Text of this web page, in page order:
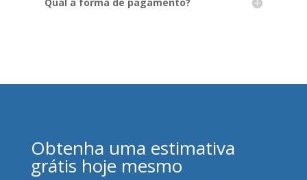
Qual a forma de pagamento?
Obtenha uma estimativa
grátis hoje mesmo